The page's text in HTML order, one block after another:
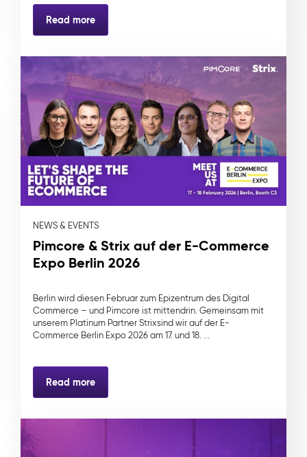
Read more
NEWS & EVENTS
Pimcore & Strix auf der E-Commerce
Expo Berlin 2026
Berlin wird diesen Februar zum Epizentrum des Digital
Commerce – und Pimcore ist mittendrin. Gemeinsam mit
unserem Platinum Partner Strixsind wir auf der E-
Commerce Berlin Expo 2026 am 17. und 18. ...
Read more